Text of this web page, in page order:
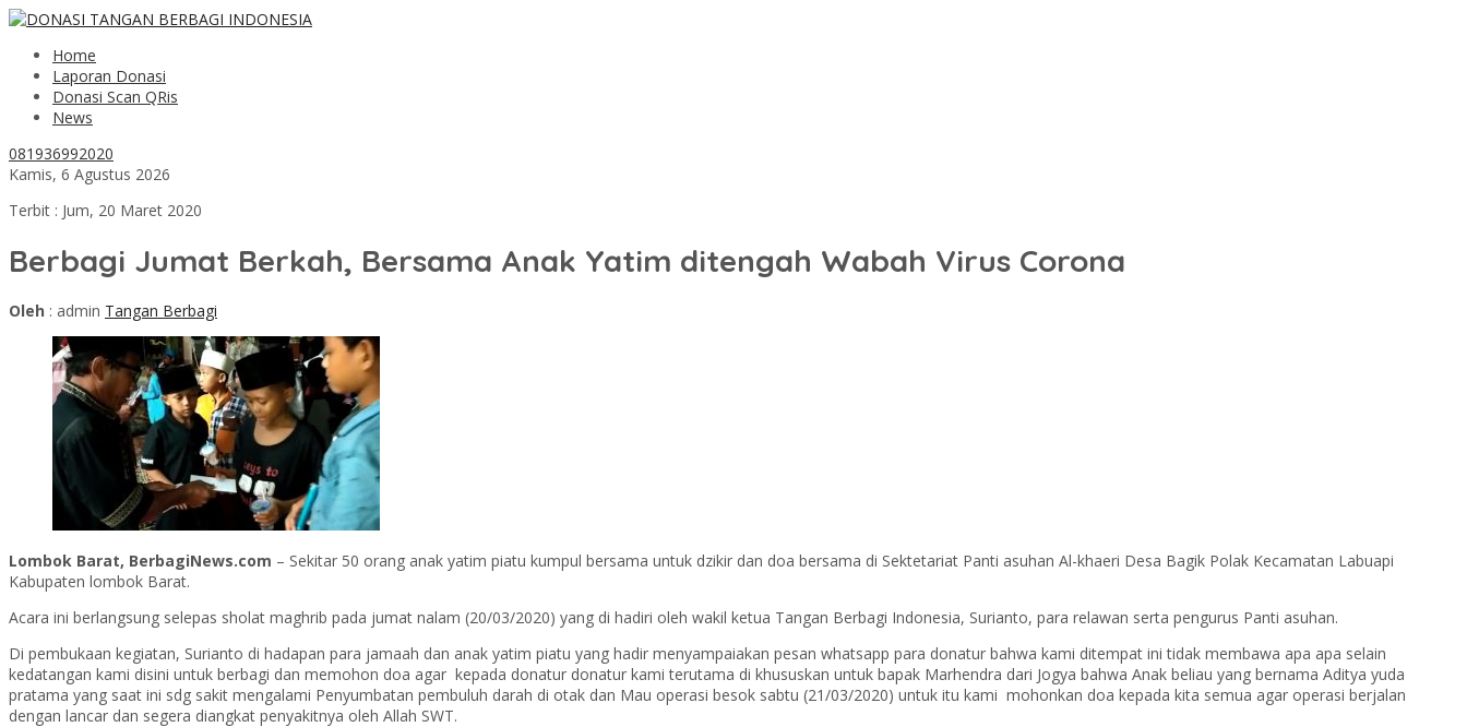
Home
Laporan Donasi
Donasi Scan QRis
News
081936992020
Kamis, 6 Agustus 2026
Terbit : Jum, 20 Maret 2020
Berbagi Jumat Berkah, Bersama Anak Yatim ditengah Wabah Virus Corona
Oleh : admin Tangan Berbagi
Lombok Barat, BerbagiNews.com – Sekitar 50 orang anak yatim piatu kumpul bersama untuk dzikir dan doa bersama di Sektetariat Panti asuhan Al-khaeri Desa Bagik Polak Kecamatan Labuapi
Kabupaten lombok Barat.
Acara ini berlangsung selepas sholat maghrib pada jumat nalam (20/03/2020) yang di hadiri oleh wakil ketua Tangan Berbagi Indonesia, Surianto, para relawan serta pengurus Panti asuhan.
Di pembukaan kegiatan, Surianto di hadapan para jamaah dan anak yatim piatu yang hadir menyampaiakan pesan whatsapp para donatur bahwa kami ditempat ini tidak membawa apa apa selain
kedatangan kami disini untuk berbagi dan memohon doa agar kepada donatur donatur kami terutama di khususkan untuk bapak Marhendra dari Jogya bahwa Anak beliau yang bernama Aditya yuda
pratama yang saat ini sdg sakit mengalami Penyumbatan pembuluh darah di otak dan Mau operasi besok sabtu (21/03/2020) untuk itu kami mohonkan doa kepada kita semua agar operasi berjalan
dengan lancar dan segera diangkat penyakitnya oleh Allah SWT.